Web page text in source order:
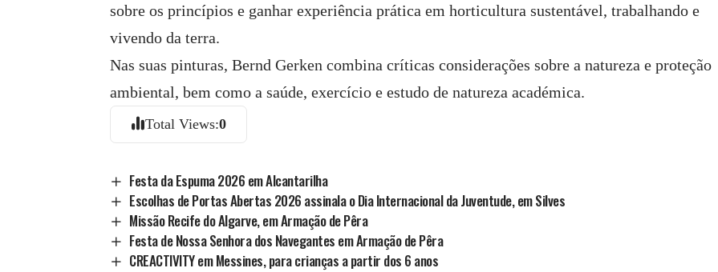
sobre os princípios e ganhar experiência prática em horticultura sustentável, trabalhando e
vivendo da terra.
Nas suas pinturas, Bernd Gerken combina críticas considerações sobre a natureza e proteção
ambiental, bem como a saúde, exercício e estudo de natureza académica.
Total Views:0
Festa da Espuma 2026 em Alcantarilha
Escolhas de Portas Abertas 2026 assinala o Dia Internacional da Juventude, em Silves
Missão Recife do Algarve, em Armação de Pêra
Festa de Nossa Senhora dos Navegantes em Armação de Pêra
CREACTIVITY em Messines, para crianças a partir dos 6 anos